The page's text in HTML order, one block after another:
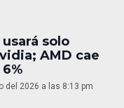
usará solo
AMD cae
del 2026 a las 8:13 pm